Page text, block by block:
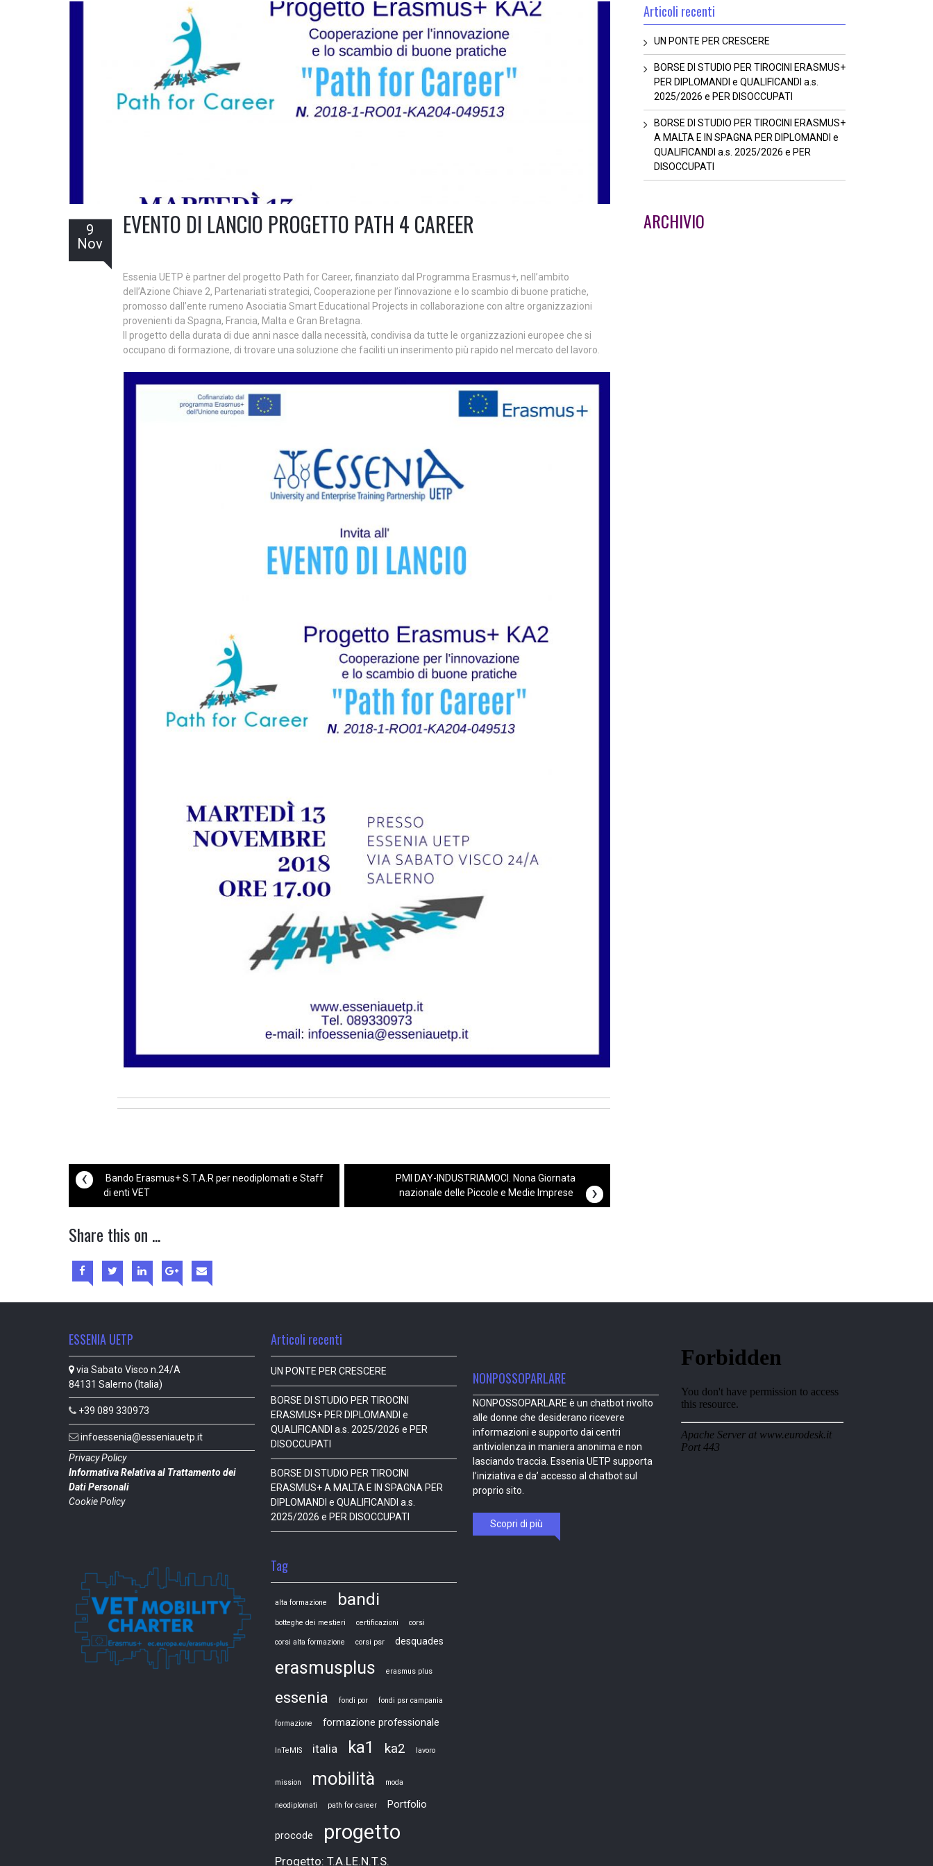
9
Nov
EVENTO DI LANCIO PROGETTO PATH 4 CAREER
Essenia UETP è partner del progetto Path for Career, finanziato dal Programma Erasmus+, nell’ambito
dell’Azione Chiave 2, Partenariati strategici, Cooperazione per l’innovazione e lo scambio di buone pratiche,
promosso dall’ente rumeno Asociatia Smart Educational Projects in collaborazione con altre organizzazioni
provenienti da Spagna, Francia, Malta e Gran Bretagna.
Il progetto della durata di due anni nasce dalla necessità, condivisa da tutte le organizzazioni europee che si
occupano di formazione, di trovare una soluzione che faciliti un inserimento più rapido nel mercato del lavoro.
‹
Bando Erasmus+ S.T.A.R per neodiplomati e Staff
di enti VET
PMI DAY-INDUSTRIAMOCI. Nona Giornata
nazionale delle Piccole e Medie Imprese
›
Share this on ...
Articoli recenti
UN PONTE PER CRESCERE
BORSE DI STUDIO PER TIROCINI ERASMUS+
PER DIPLOMANDI e QUALIFICANDI a.s.
2025/2026 e PER DISOCCUPATI
BORSE DI STUDIO PER TIROCINI ERASMUS+
A MALTA E IN SPAGNA PER DIPLOMANDI e
QUALIFICANDI a.s. 2025/2026 e PER
DISOCCUPATI
ARCHIVIO
ESSENIA UETP
via Sabato Visco n.24/A
84131 Salerno (Italia)
+39 089 330973
infoessenia@esseniauetp.it
Privacy Policy
Informativa Relativa al Trattamento dei
Dati Personali
Cookie Policy
Articoli recenti
UN PONTE PER CRESCERE
BORSE DI STUDIO PER TIROCINI
ERASMUS+ PER DIPLOMANDI e
QUALIFICANDI a.s. 2025/2026 e PER
DISOCCUPATI
BORSE DI STUDIO PER TIROCINI
ERASMUS+ A MALTA E IN SPAGNA PER
DIPLOMANDI e QUALIFICANDI a.s.
2025/2026 e PER DISOCCUPATI
Tag
alta formazione bandi
botteghe dei mestieri certificazioni corsi
corsi alta formazione corsi psr desquades
erasmusplus erasmus plus
essenia fondi por fondi psr campania
formazione formazione professionale
InTeMIS italia ka1 ka2 lavoro
mission mobilità moda
neodiplomati path for career Portfolio
procode progetto
Progetto: T.A.LE.N.T.S.
NONPOSSOPARLARE
NONPOSSOPARLARE è un chatbot rivolto
alle donne che desiderano ricevere
informazioni e supporto dai centri
antiviolenza in maniera anonima e non
lasciando traccia. Essenia UETP supporta
l’iniziativa e da’ accesso al chatbot sul
proprio sito.
Scopri di più